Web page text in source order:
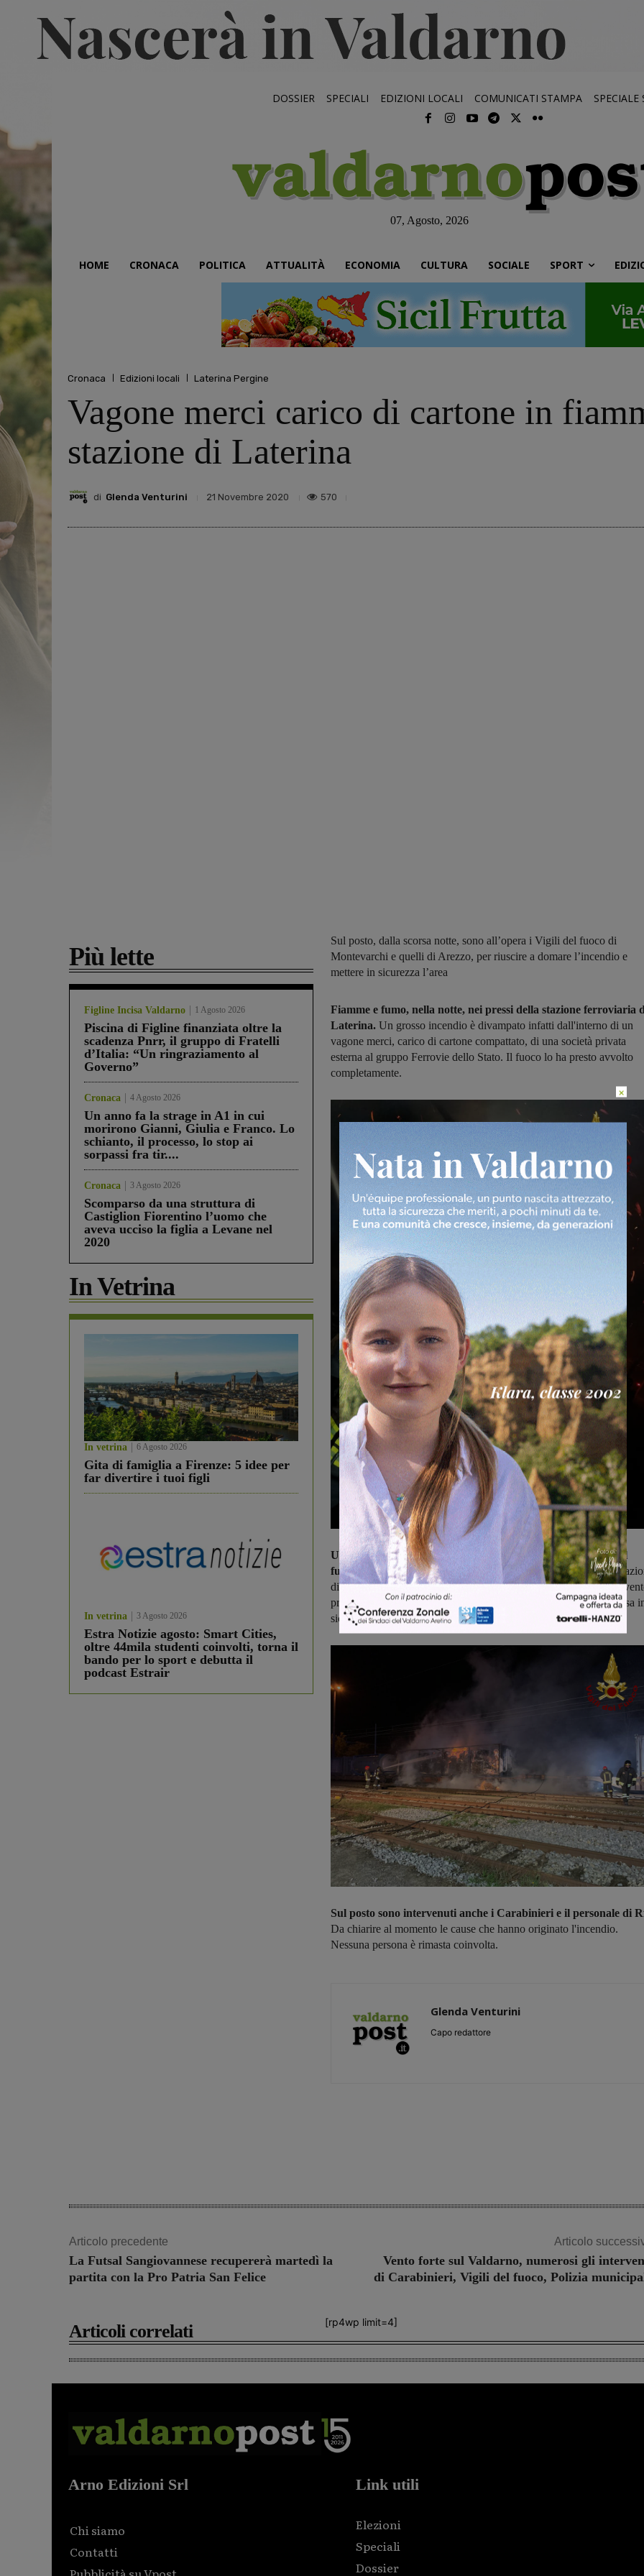
DOSSIER SPECIALI EDIZIONI LOCALI COMUNICATI STAMPA SPECIALE
07, Agosto, 2026
HOME CRONACA POLITICA ATTUALITÀ ECONOMIA CULTURA SOCIALE SPORT
Cronaca Edizioni locali Laterina Pergine
Vagone merci carico di cartone in
stazione di Laterina
di Glenda Venturini 21 Novembre 2020 570
Più lette
Figline Incisa Valdarno 1 Agosto 2026
Piscina di Figline finanziata oltre la
scadenza Pnrr, il gruppo di Fratelli
d’Italia: “Un ringraziamento al
Governo”
Cronaca 4 Agosto 2026
Un anno fa la strage in A1 in cui
morirono Gianni, Giulia e Franco. Lo
schianto, il processo, lo stop ai
sorpassi fra tir....
Cronaca 3 Agosto 2026
Scomparso da una struttura di
Castiglion Fiorentino l’uomo che
aveva ucciso la figlia a Levane nel
2020
In Vetrina
In vetrina 6 Agosto 2026
Gita di famiglia a Firenze: 5 idee per
far divertire i tuoi figli
In vetrina 3 Agosto 2026
Estra Notizie agosto: Smart Cities,
oltre 44mila studenti coinvolti, torna il
bando per lo sport e debutta il
podcast Estrair
Sul posto, dalla scorsa notte, sono all’opera i Vigili del fuoco di
Montevarchi e quelli di Arezzo, per riuscire a domare l’incendio e
mettere in sicurezza l’area
Fiamme e fumo, nella notte, nei pressi della stazione ferroviaria
Laterina. Un grosso incendio è divampato infatti dall'interno di un
vagone merci, carico di cartone compattato, di una società privata
esterna al gruppo Ferrovie dello Stato. Il fuoco lo ha presto avvolto
completamente.
Una volta scattato l'allarme, sul posto sono arrivati i Vigili del
fuoco di Montevarchi e quelli di Arezzo , per le complesse
di spegnimento, che hanno richiesto diverse ore di lavoro.
prosegue anche in mattinata in particolare per la bonifica e la messa
sicurezza.
Sul posto sono intervenuti anche i Carabinieri e il personale di
Da chiarire al momento le cause che hanno originato l'incendio.
Nessuna persona è rimasta coinvolta.
Glenda Venturini
Capo redattore
Articolo precedente
La Futsal Sangiovannese recupererà martedì la
partita con la Pro Patria San Felice
Articolo
Vento forte sul Valdarno, numerosi gli
di Carabinieri, Vigili del fuoco, Polizia
[rp4wp limit=4]
Articoli correlati
Arno Edizioni Srl
Chi siamo
Contatti
Link utili
Elezioni
Speciali
Dossier
×